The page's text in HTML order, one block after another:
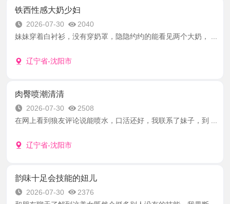
铁西性感大奶少妇
2026-07-30
2040
妹妹穿着白衬衫，没有穿奶罩，隐隐约约的能看见两个大奶， ...
辽宁省-沈阳市
肉臀喷潮清清
2026-07-30
2508
在网上看到狼友评论说能喷水，口活还好，我联系了妹子，到 ...
辽宁省-沈阳市
韵味十足会技能的妞儿
2026-07-30
2376